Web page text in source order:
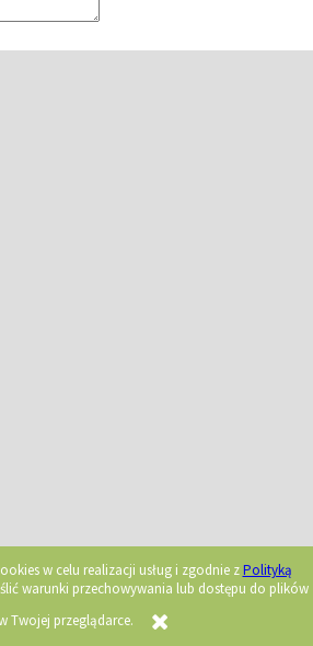
w celu realizacji usług i zgodnie zPolityką
warunki przechowywania lub dostępu do plików
Twojej przeglądarce.